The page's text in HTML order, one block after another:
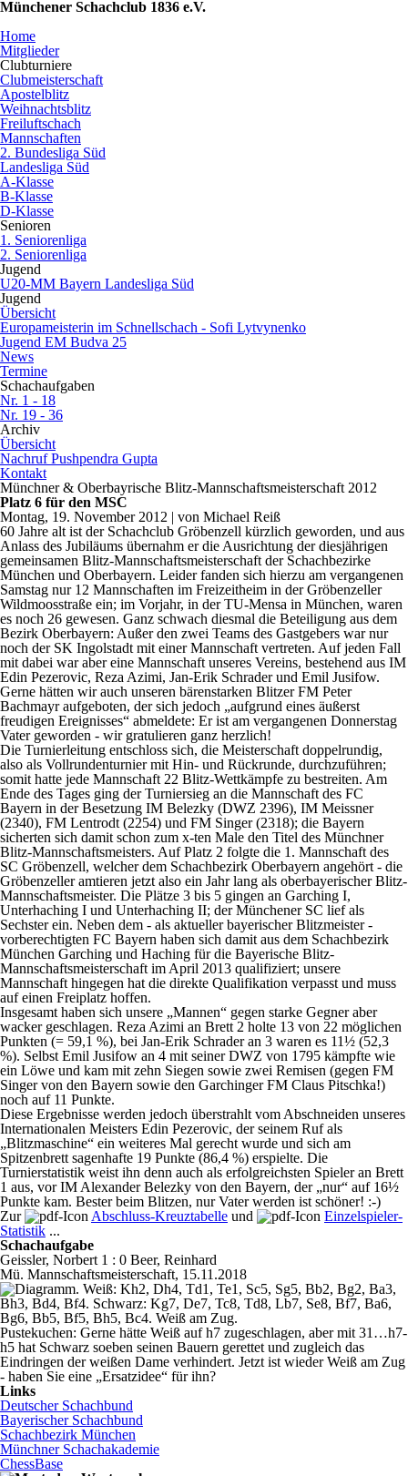
Münchener Schachclub 1836 e.V.
Home
Mitglieder
Clubturniere
Clubmeisterschaft
Apostelblitz
Weihnachtsblitz
Freiluftschach
Mannschaften
2. Bundesliga Süd
Landesliga Süd
A-Klasse
B-Klasse
D-Klasse
Senioren
1. Seniorenliga
2. Seniorenliga
Jugend
U20-MM Bayern Landesliga Süd
Jugend
Übersicht
Europameisterin im Schnellschach - Sofi Lytvynenko
Jugend EM Budva 25
News
Termine
Schachaufgaben
Nr. 1 - 18
Nr. 19 - 36
Archiv
Übersicht
Nachruf Pushpendra Gupta
Kontakt
Münchner & Oberbayrische Blitz-Mannschaftsmeisterschaft 2012
Platz 6 für den MSC
Montag, 19. November 2012 | von Michael Reiß
60 Jahre alt ist der Schachclub Gröbenzell kürzlich geworden, und aus
Anlass des Jubiläums über­nahm er die Ausrichtung der diesjährigen
gemeinsamen Blitz-Mannschaftsmeisterschaft der Schachbezirke
München und Oberbayern. Leider fanden sich hierzu am vergangenen
Samstag nur 12 Mannschaften im Freizeitheim in der Gröbenzeller
Wildmoosstraße ein; im Vorjahr, in der TU-Mensa in München, waren
es noch 26 gewesen. Ganz schwach diesmal die Beteiligung aus dem
Bezirk Oberbayern: Außer den zwei Teams des Gastgebers war nur
noch der SK Ingolstadt mit einer Mannschaft vertreten. Auf jeden Fall
mit dabei war aber eine Mannschaft unseres Vereins, beste­hend aus IM
Edin Pezerovic, Reza Azimi, Jan-Erik Schrader und Emil Jusifow.
Gerne hätten wir auch unseren bärenstarken Blitzer FM Peter
Bachmayr aufgeboten, der sich jedoch „aufgrund eines äußerst
freudigen Ereignisses“ abmeldete: Er ist am vergangenen Donnerstag
Vater geworden - wir gratulieren ganz herzlich!
Die Turnierleitung entschloss sich, die Meisterschaft doppelrundig,
also als Vollrundenturnier mit Hin- und Rückrunde, durchzuführen;
somit hatte jede Mannschaft 22 Blitz-Wettkämpfe zu bestrei­ten. Am
Ende des Tages ging der Turniersieg an die Mannschaft des FC
Bayern in der Besetzung IM Belezky (DWZ 2396), IM Meissner
(2340), FM Lentrodt (2254) und FM Singer (2318); die Bayern
sicherten sich damit schon zum x-ten Male den Titel des Münchner
Blitz-Mannschaftsmeisters. Auf Platz 2 folgte die 1. Mannschaft des
SC Gröbenzell, welcher dem Schachbezirk Oberbayern ange­hört - die
Gröbenzeller amtieren jetzt also ein Jahr lang als oberbayerischer Blitz-
Mannschafts­meister. Die Plätze 3 bis 5 gingen an Garching I,
Unterhaching I und Unterhaching II; der Mün­chener SC lief als
Sechster ein. Neben dem - als aktueller bayerischer Blitzmeister -
vorberechtig­ten FC Bayern haben sich damit aus dem Schachbezirk
München Garching und Haching für die Bayerische Blitz-
Mannschaftsmeisterschaft im April 2013 qualifiziert; unsere
Mannschaft hingegen hat die direkte Qualifikation verpasst und muss
auf einen Freiplatz hoffen.
Insgesamt haben sich unsere „Mannen“ gegen starke Gegner aber
wacker geschlagen. Reza Azimi an Brett 2 holte 13 von 22 möglichen
Punkten (= 59,1 %), bei Jan-Erik Schrader an 3 waren es 11½ (52,3
%). Selbst Emil Jusifow an 4 mit seiner DWZ von 1795 kämpfte wie
ein Löwe und kam mit zehn Siegen sowie zwei Remisen (gegen FM
Singer von den Bayern sowie den Garchinger FM Claus Pitschka!)
noch auf 11 Punkte.
Diese Ergebnisse werden jedoch überstrahlt vom Abschneiden unseres
Internationalen Meisters Edin Pezerovic, der seinem Ruf als
„Blitzmaschine“ ein weiteres Mal gerecht wurde und sich am
Spitzenbrett sagenhafte 19 Punkte (86,4 %) erspielte. Die
Turnierstatistik weist ihn denn auch als erfolgreichsten Spieler an Brett
1 aus, vor IM Alexander Belezky von den Bayern, der „nur“ auf 16½
Punkte kam. Bester beim Blitzen, nur Vater werden ist schöner! :-)
Zur
Abschluss-Kreuztabelle und
Einzelspieler-
Statistik ...
Schachaufgabe
Geissler, Norbert 1 : 0 Beer, Reinhard
Mü. Mannschaftsmeisterschaft, 15.11.2018
Pustekuchen: Gerne hätte Weiß auf h7 zu­geschlagen, aber mit 31…h7-
h5 hat Schwarz soeben seinen Bauern gerettet und zugleich das
Eindringen der weißen Dame verhindert. Jetzt ist wieder Weiß am Zug
- haben Sie eine „Ersatzidee“ für ihn?
Links
Deutscher Schachbund
Bayerischer Schachbund
Schachbezirk München
Münchner Schachakademie
ChessBase